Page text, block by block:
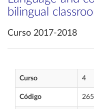
bilingual
Curso 2017-2018
Curso 4
Código